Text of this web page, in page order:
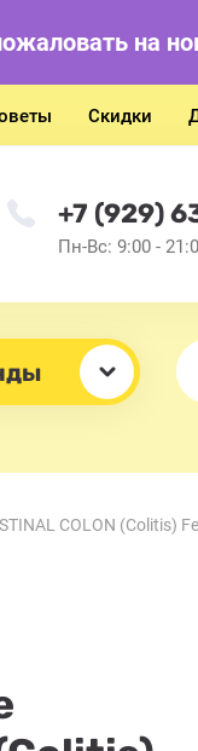
на
Скидки
+7 (929)
Пн-Вс: 9:00 -
COLON